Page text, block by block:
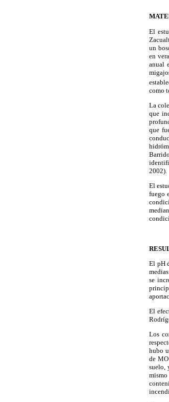
El
un
en
anual
como
La
que
que
2002).
El
fuego
El pH
se
El
Los
hubo
de
suelo,